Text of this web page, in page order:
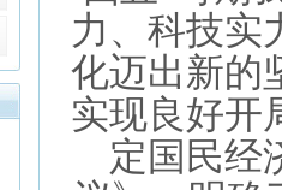
力、科技实
化迈出新的
实现良好开
定国民经